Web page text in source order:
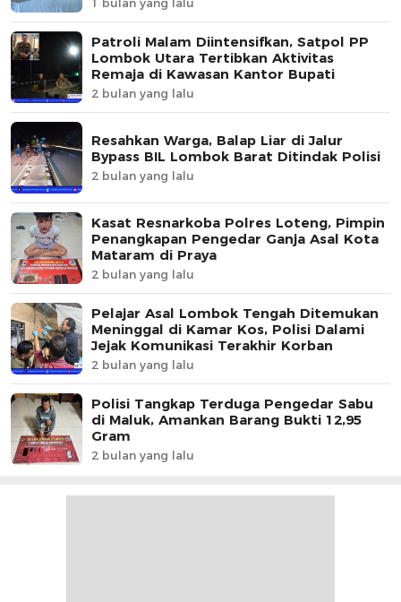
Patroli Malam Diintensifkan, Satpol PP
Lombok Utara Tertibkan Aktivitas
Remaja di Kawasan Kantor Bupati
2 bulan yang lalu
Resahkan Warga, Balap Liar di Jalur
Bypass BIL Lombok Barat Ditindak Polisi
2 bulan yang lalu
Kasat Resnarkoba Polres Loteng, Pimpin
Penangkapan Pengedar Ganja Asal Kota
Mataram di Praya
2 bulan yang lalu
Pelajar Asal Lombok Tengah Ditemukan
Meninggal di Kamar Kos, Polisi Dalami
Jejak Komunikasi Terakhir Korban
2 bulan yang lalu
Polisi Tangkap Terduga Pengedar Sabu
di Maluk, Amankan Barang Bukti 12,95
Gram
2 bulan yang lalu